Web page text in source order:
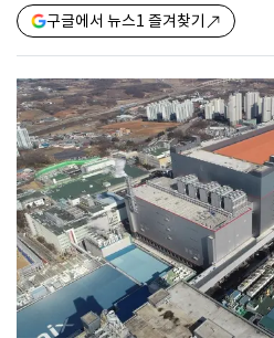
구글에서 뉴스1 즐겨찾기